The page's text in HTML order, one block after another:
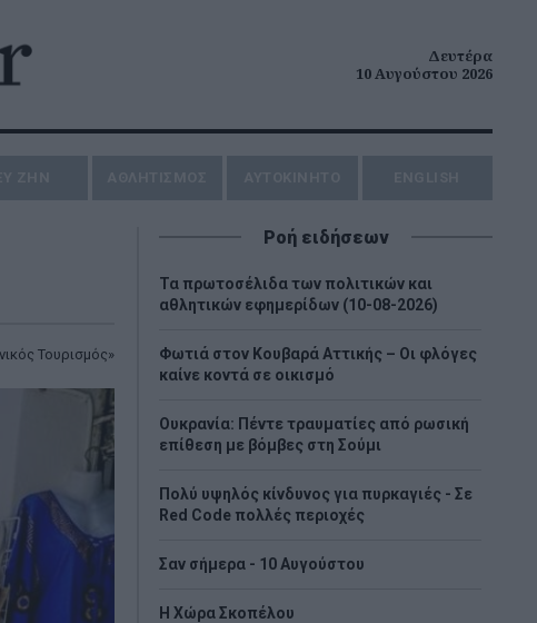
Δευτέρα
10 Αυγούστου 2026
Τουρισμός»
Ροή ειδήσεων
Τα πρωτοσέλιδα των πολιτικών και
αθλητικών εφημερίδων (10-08-2026)
Φωτιά στον Κουβαρά Αττικής – Οι φλόγες
καίνε κοντά σε οικισμό
Ουκρανία: Πέντε τραυματίες από ρωσική
επίθεση με βόμβες στη Σούμι
Πολύ υψηλός κίνδυνος για πυρκαγιές - Σε
Red Code πολλές περιοχές
Σαν σήμερα - 10 Αυγούστου
Η Χώρα Σκοπέλου